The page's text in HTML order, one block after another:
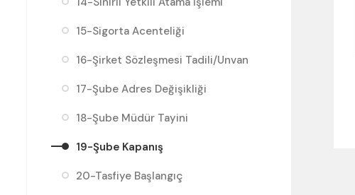
15-Sigorta Acenteliği
16-Şirket Sözleşmesi Tadili/Unvan
17-Şube Adres Değişikliği
18-Şube Müdür Tayini
19-Şube Kapanış
20-Tasfiye Başlangıç